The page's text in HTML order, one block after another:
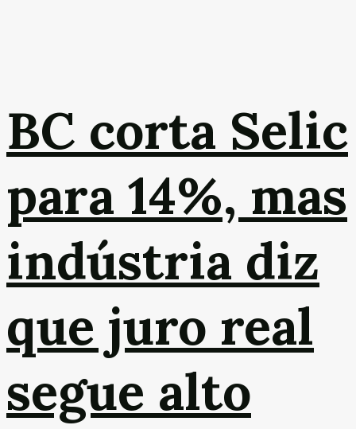
BC corta Selic
para 14%, mas
indústria diz
que juro real
segue alto